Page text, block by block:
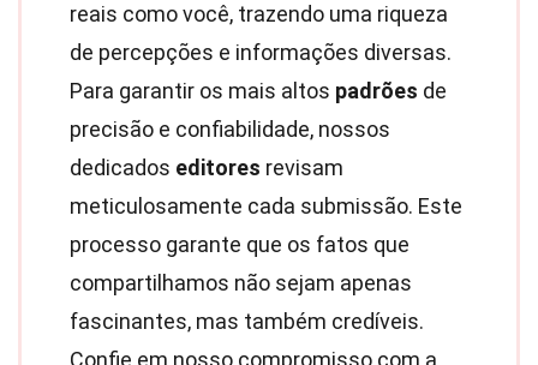
reais como você, trazendo uma riqueza
de percepções e informações diversas.
Para garantir os mais altos padrões de
precisão e confiabilidade, nossos
dedicados editores revisam
meticulosamente cada submissão. Este
processo garante que os fatos que
compartilhamos não sejam apenas
fascinantes, mas também credíveis.
Confie em nosso compromisso com a